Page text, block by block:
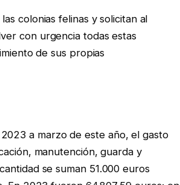
colonias felinas y solicitan al
con urgencia todas estas
de sus propias
a marzo de este año, el gasto
manutención, guarda y
se suman 51.000 euros